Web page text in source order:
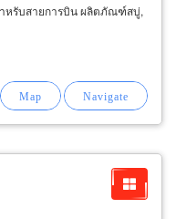
หรับสายการบิน ผลิตภัณฑ์สบู่,